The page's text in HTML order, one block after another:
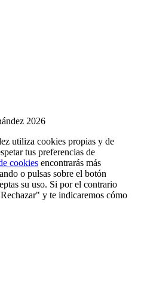
2026
utiliza cookies propias y de
tus preferencias de
cookies encontrarás más
o pulsas sobre el botón
su uso. Si por el contrario
y te indicaremos cómo